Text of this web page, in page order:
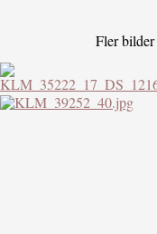
Fler bilder